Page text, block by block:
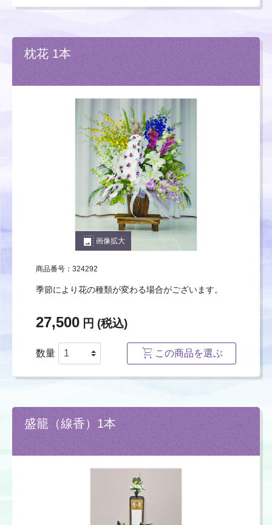
枕花 1本
photo_size_select_large 画像拡大
商品番号：324292
季節により花の種類が変わる場合がございます。
27,500 円 (税込)
数量 この商品を選ぶ
盛籠（線香）1本